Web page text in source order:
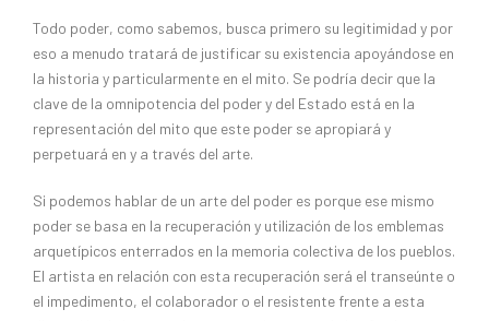
Todo poder, como sabemos, busca primero su legitimidad y por
eso a menudo tratará de justificar su existencia apoyándose en
la historia y particularmente en el mito. Se podría decir que la
clave de la omnipotencia del poder y del Estado está en la
representación del mito que este poder se apropiará y
perpetuará en y a través del arte.
Si podemos hablar de un arte del poder es porque ese mismo
poder se basa en la recuperación y utilización de los emblemas
arquetípicos enterrados en la memoria colectiva de los pueblos.
El artista en relación con esta recuperación será el transeúnte o
el impedimento, el colaborador o el resistente frente a esta